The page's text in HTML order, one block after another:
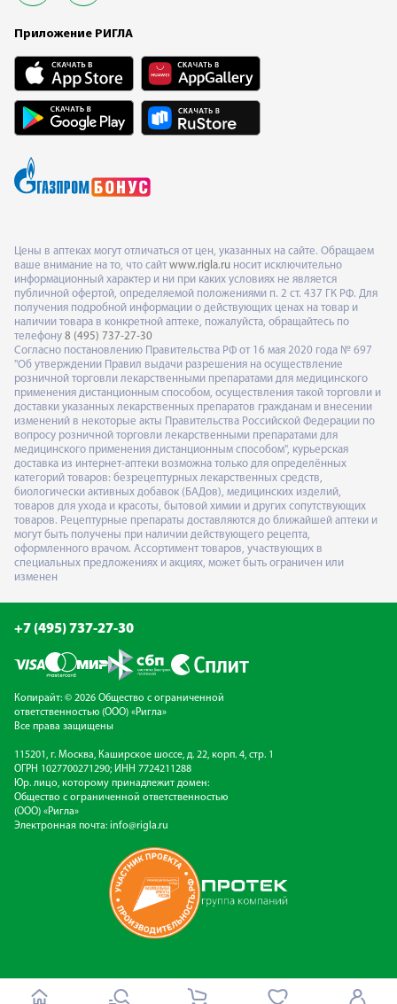
Приложение РИГЛА
Цены в аптеках могут отличаться от цен, указанных на сайте. Обращаем
ваше внимание на то, что сайт www.rigla.ru носит исключительно
информационный характер и ни при каких условиях не является
публичной офертой, определяемой положениями п. 2 ст. 437 ГК РФ. Для
получения подробной информации о действующих ценах на товар и
наличии товара в конкретной аптеке, пожалуйста, обращайтесь по
телефону 8 (495) 737-27-30
Согласно постановлению Правительства РФ от 16 мая 2020 года № 697
"Об утверждении Правил выдачи разрешения на осуществление
розничной торговли лекарственными препаратами для медицинского
применения дистанционным способом, осуществления такой торговли и
доставки указанных лекарственных препаратов гражданам и внесении
изменений в некоторые акты Правительства Российской Федерации по
вопросу розничной торговли лекарственными препаратами для
медицинского применения дистанционным способом", курьерская
доставка из интернет-аптеки возможна только для определённых
категорий товаров: безрецептурных лекарственных средств,
биологически активных добавок (БАДов), медицинских изделий,
товаров для ухода и красоты, бытовой химии и других сопутствующих
товаров. Рецептурные препараты доставляются до ближайшей аптеки и
могут быть получены при наличии действующего рецепта,
оформленного врачом. Ассортимент товаров, участвующих в
специальных предложениях и акциях, может быть ограничен или
изменен
+7 (495) 737-27-30
Копирайт: © 2026 Общество с ограниченной
ответственностью (ООО) «Ригла»
Все права защищены
115201, г. Москва, Каширское шоссе, д. 22, корп. 4, стр. 1
ОГРН 1027700271290; ИНН 7724211288
Юр. лицо, которому принадлежит домен:
Общество с ограниченной ответственностью
(ООО) «Ригла»
Электронная почта: info@rigla.ru